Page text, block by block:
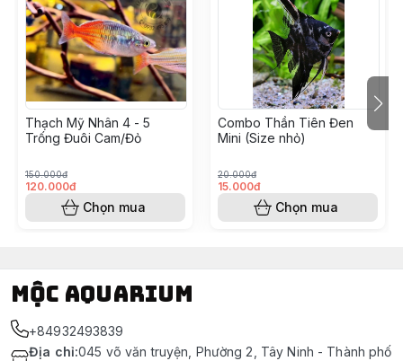
Thạch Mỹ Nhân 4 - 5
Trống Đuôi Cam/Đỏ
150.000đ
120.000đ
Chọn mua
Combo Thần Tiên Đen
Mini (Size nhỏ)
20.000đ
15.000đ
Chọn mua
Mộc Aquarium
+84932493839
Địa chỉ:045 võ văn truyện, Phường 2, Tây Ninh - Thành phố